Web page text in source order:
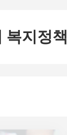
복지정책